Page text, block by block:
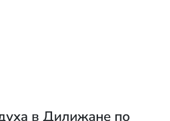
в Дилижане по